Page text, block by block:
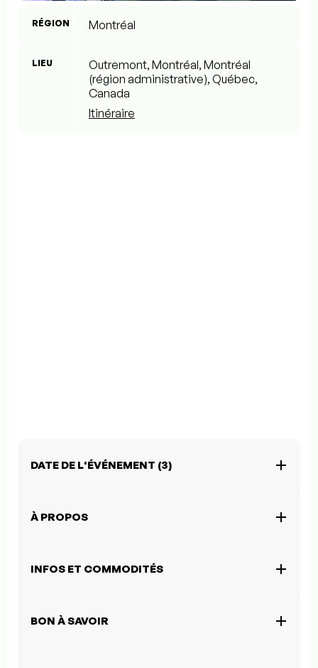
RÉGION Montréal
LIEU
Outremont, Montréal, Montréal
(région administrative), Québec,
Canada
Itinéraire
DATE DE L'ÉVÉNEMENT (3)
À PROPOS
INFOS ET COMMODITÉS
BON À SAVOIR